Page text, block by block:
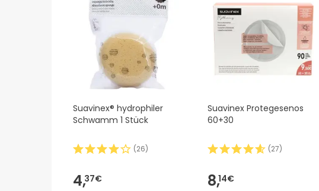
Suavinex® hydrophiler
Schwamm 1 Stück
(26)
4,37€
Suavinex Protegesenos
60+30
(27)
8,14€